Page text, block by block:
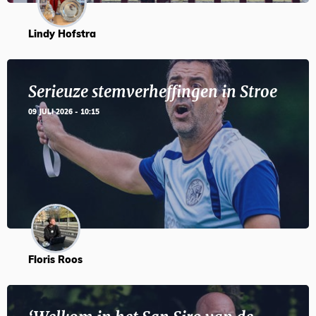
Lindy Hofstra
Serieuze stemverheffingen in Stroe
09 JULI 2026 - 10:15
Floris Roos